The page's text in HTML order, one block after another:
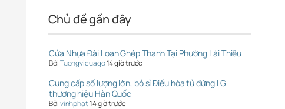
Chủ đề gần đây
Cửa Nhựa Đài Loan Ghép Thanh Tại Phường Lái Thiêu
BởiTuongvicuago14 giờ trước
Cung cấp số lượng lớn, bỏ sỉ Điều hòa tủ đứng LG
thương hiệu Hàn Quốc
Bởivinhphat14 giờ trước